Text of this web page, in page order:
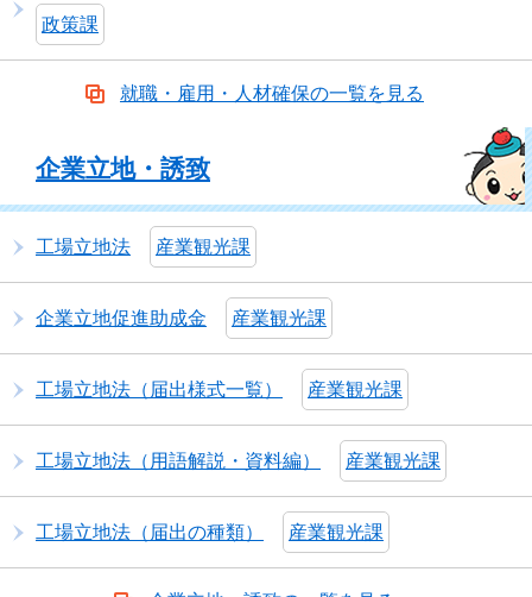
政策課
就職・雇用・人材確保の一覧を見る
企業立地・誘致
工場立地法 産業観光課
企業立地促進助成金 産業観光課
工場立地法（届出様式一覧） 産業観光課
工場立地法（用語解説・資料編） 産業観光課
工場立地法（届出の種類） 産業観光課